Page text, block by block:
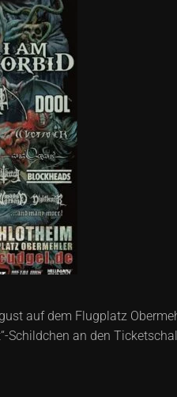
auf dem Flugplatz
Schildchen an den